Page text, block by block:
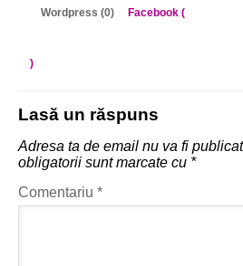
Wordpress (0) Facebook (
)
Lasă un răspuns
Adresa ta de email nu va fi
obligatorii sunt marcate cu *
Comentariu *